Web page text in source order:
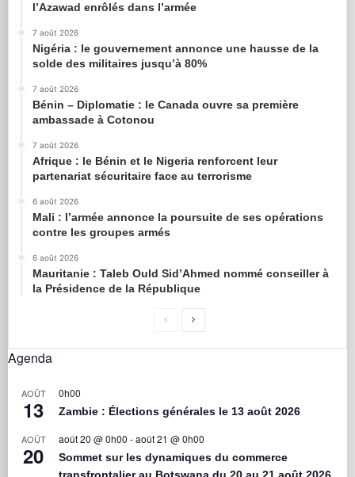
l’Azawad enrôlés dans l’armée
7 août 2026
Nigéria : le gouvernement annonce une hausse de la
solde des militaires jusqu’à 80%
7 août 2026
Bénin – Diplomatie : le Canada ouvre sa première
ambassade à Cotonou
7 août 2026
Afrique : le Bénin et le Nigeria renforcent leur
partenariat sécuritaire face au terrorisme
6 août 2026
Mali : l’armée annonce la poursuite de ses opérations
contre les groupes armés
6 août 2026
Mauritanie : Taleb Ould Sid’Ahmed nommé conseiller à
la Présidence de la République
Agenda
AOÛT
13
0h00
Zambie : Élections générales le 13 août 2026
AOÛT
20
août 20 @ 0h00 -août 21 @ 0h00
Sommet sur les dynamiques du commerce